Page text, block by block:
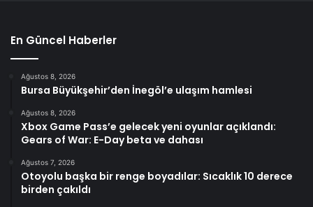
En Güncel Haberler
Ağustos 8, 2026
Bursa Büyükşehir’den İnegöl’e ulaşım hamlesi
Ağustos 8, 2026
Xbox Game Pass’e gelecek yeni oyunlar açıklandı:
Gears of War: E-Day beta ve dahası
Ağustos 7, 2026
Otoyolu başka bir renge boyadılar: Sıcaklık 10 derece
birden çakıldı